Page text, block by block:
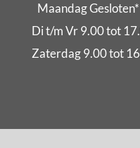
Maandag
Di t/m Vr 9.00 tot
Zaterdag 9.00 tot